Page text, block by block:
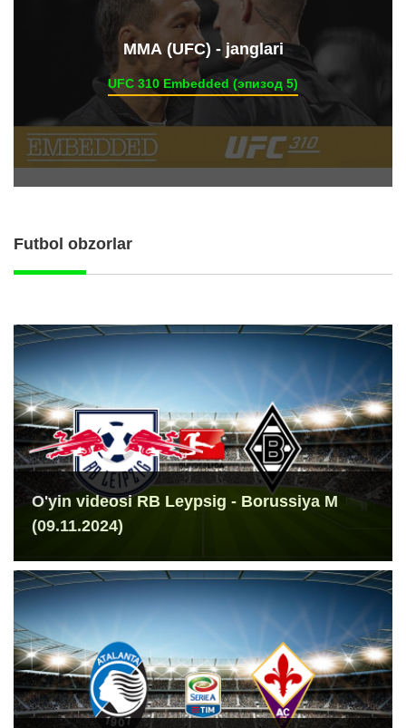
ММА (UFC) - janglari
UFC 310 Embedded (эпизод 5)
Futbol obzorlar
O'yin videosi RB Leypsig - Borussiya M
(09.11.2024)